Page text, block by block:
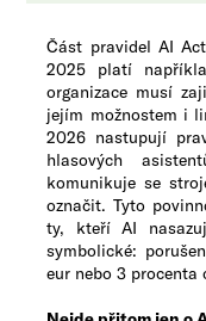
Část pravidel AI
2025 platí
organizace musí
jejím možnostem i
2026 nastupují
hlasových
komunikuje se
označit. Tyto
ty, kteří AI
symbolické:
eur nebo 3 procenta